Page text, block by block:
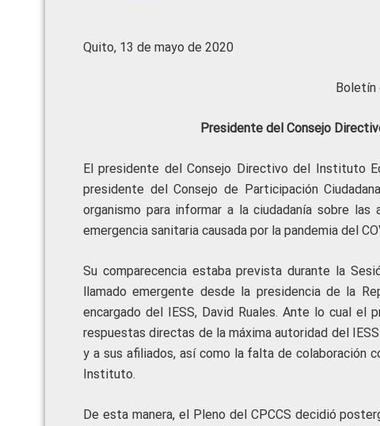
Quito, 13 de mayo de 2020
Boletín
Presidente del Consejo
El presidente del Consejo Directivo del Instituto
presidente del Consejo de Participación
organismo para informar a la ciudadanía sobre
emergencia sanitaria causada por la pandemia del
Su comparecencia estaba prevista durante la
llamado emergente desde la presidencia de la
encargado del IESS, David Ruales. Ante lo cual el
respuestas directas de la máxima autoridad del
y a sus afiliados, así como la falta de colaboración
Instituto.
De esta manera, el Pleno del CPCCS decidió